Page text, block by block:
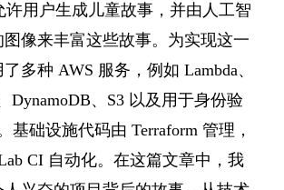
许用户生成儿童故事，并由人工智
像来丰富这些故事。为实现这一
多种 AWS 服务，例如 Lambda、
DynamoDB、S3 以及用于身份验
基础设施代码由 Terraform 管理，
CI 自动化。在这篇文章中，我